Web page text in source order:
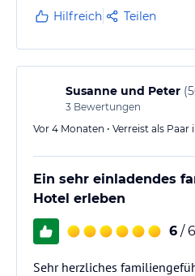
nützlich weil wir mit einer
unterwegs waren.
Hilfreich Teilen
Susanne und Peter (
3 Bewertungen
Vor 4 Monaten • Verreist als Paar
Ein sehr einladendes
Hotel erleben
6 / 6
Sehr herzliches